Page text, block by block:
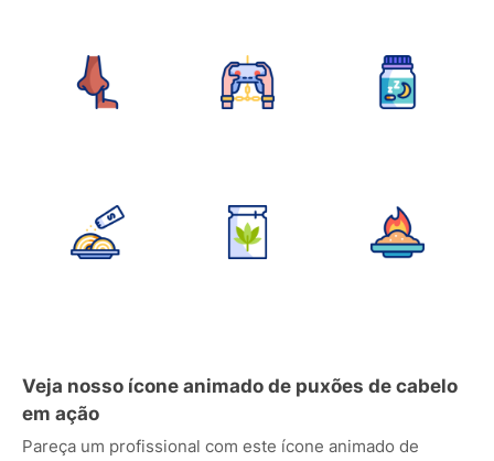
Veja nosso ícone animado de puxões de cabelo
em ação
Pareça um profissional com este ícone animado de